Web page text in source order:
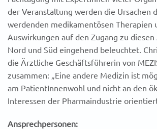
der Veranstaltung werden die Ursachen
werdenden medikamentösen Therapien
Auswirkungen auf den Zugang zu
Nord und Süd eingehend beleuchtet.
die Ärztliche Geschäftsführerin von
zusammen: „Eine andere Medizin ist
am PatientInnenwohl und nicht an den
Interessen der Pharmaindustrie
Ansprechpersonen: